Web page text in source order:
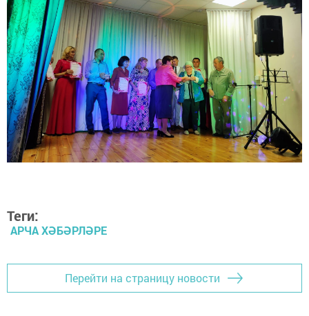
Теги:
АРЧА ХӘБӘРЛӘРЕ
Перейти на страницу новости